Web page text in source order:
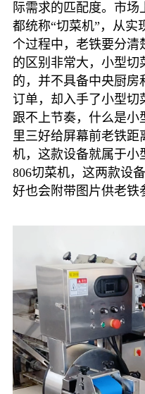
际需求的匹配度。市场
都统称“切菜机”，从实
个过程中，老铁要分清
的区别非常大，小型切
的，并不具备中央厨房
订单，却入手了小型切
跟不上节奏，什么是小
里三好给屏幕前老铁距
机，这款设备就属于小
806切菜机，这两款设
好也会附带图片供老铁